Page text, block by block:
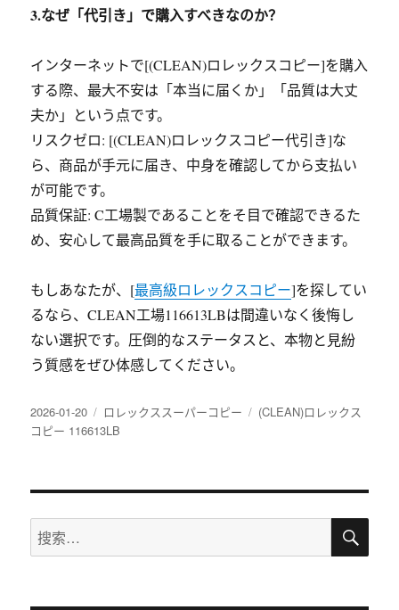
3.なぜ「代引き」で購入すべきなのか？
インターネットで[(CLEAN)ロレックスコピー]を購入
する際、最大不安は「本当に届くか」「品質は大丈
夫か」という点です。
リスクゼロ: [(CLEAN)ロレックスコピー代引き]な
ら、商品が手元に届き、中身を確認してから支払い
が可能です。
品質保証: C工場製であることをそ目で確認できるた
め、安心して最高品質を手に取ることができます。
もしあなたが、[最高級ロレックスコピー]を探してい
るなら、CLEAN工場116613LBは間違いなく後悔し
ない選択です。圧倒的なステータスと、本物と見紛
う質感をぜひ体感してください。
发
布
2026-01-20
分
类
ロレックススーパーコピー
标
(CLEAN)ロレックス
コピー 116613LB
搜
索：
搜